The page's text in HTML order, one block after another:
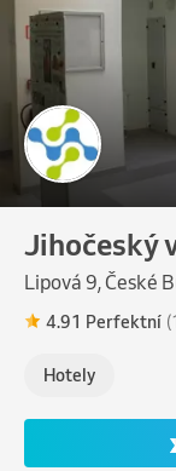
Jihočeský
Lipová 9, České
4.91 Perfektní
Hotely